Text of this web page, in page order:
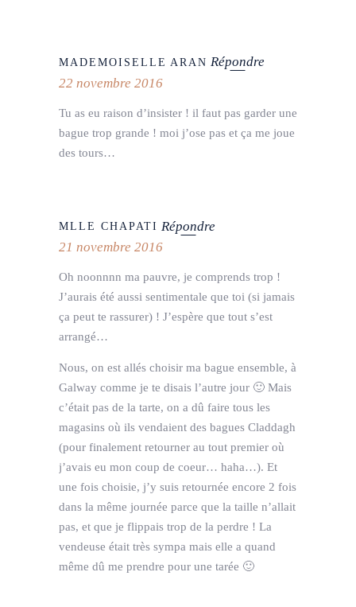
MADEMOISELLE ARAN Répondre
22 novembre 2016
Tu as eu raison d’insister ! il faut pas garder une
bague trop grande ! moi j’ose pas et ça me joue
des tours…
MLLE CHAPATI Répondre
21 novembre 2016
Oh noonnnn ma pauvre, je comprends trop !
J’aurais été aussi sentimentale que toi (si jamais
ça peut te rassurer) ! J’espère que tout s’est
arrangé…
Nous, on est allés choisir ma bague ensemble, à
Galway comme je te disais l’autre jour 🙂 Mais
c’était pas de la tarte, on a dû faire tous les
magasins où ils vendaient des bagues Claddagh
(pour finalement retourner au tout premier où
j’avais eu mon coup de coeur… haha…). Et
une fois choisie, j’y suis retournée encore 2 fois
dans la même journée parce que la taille n’allait
pas, et que je flippais trop de la perdre ! La
vendeuse était très sympa mais elle a quand
même dû me prendre pour une tarée 🙂